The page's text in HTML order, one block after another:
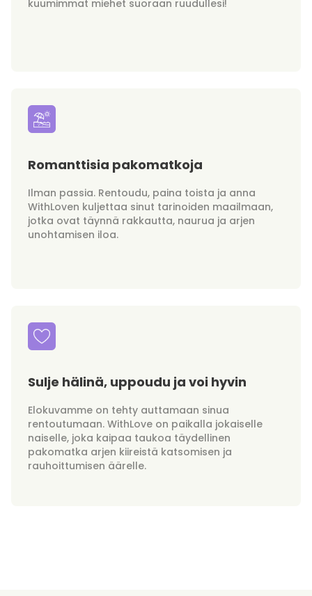
kuumimmat miehet suoraan ruudullesi!
Romanttisia pakomatkoja
Ilman passia. Rentoudu, paina toista ja anna
WithLoven kuljettaa sinut tarinoiden maailmaan,
jotka ovat täynnä rakkautta, naurua ja arjen
unohtamisen iloa.
Sulje hälinä, uppoudu ja voi hyvin
Elokuvamme on tehty auttamaan sinua
rentoutumaan. WithLove on paikalla jokaiselle
naiselle, joka kaipaa taukoa täydellinen
pakomatka arjen kiireistä katsomisen ja
rauhoittumisen äärelle.